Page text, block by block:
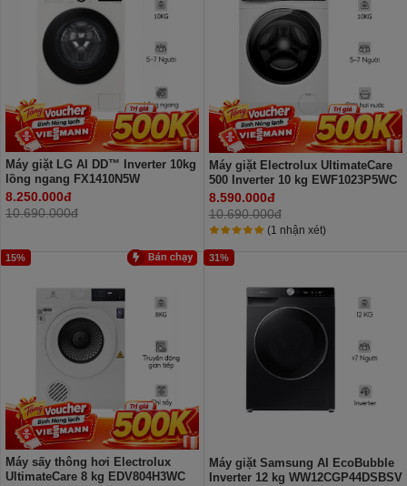
Máy giặt LG AI DD™ Inverter 10kg
lồng ngang FX1410N5W
8.250.000đ
10.690.000đ
Máy giặt Electrolux UltimateCare
500 Inverter 10 kg EWF1023P5WC
Lồng ngang
8.590.000đ
10.690.000đ
(1 nhận xét)
15%
Máy sấy thông hơi Electrolux
UltimateCare 8 kg EDV804H3WC
31%
Máy giặt Samsung AI EcoBubble
Inverter 12 kg WW12CGP44DSBSV